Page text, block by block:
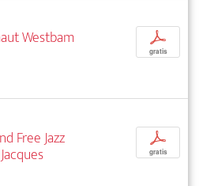
Westbam
p
gratis
Free Jazz
p
gratis